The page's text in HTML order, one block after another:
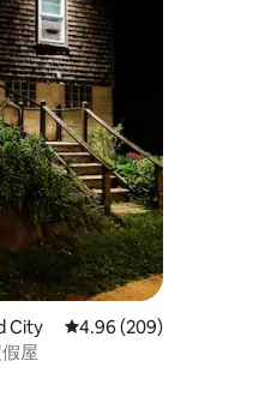
条评价
City 平均评分 4.96 分（满分
4.96 (209)
屋